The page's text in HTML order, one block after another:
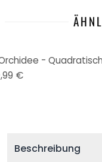
- Quadratisch
€
Beschreibung